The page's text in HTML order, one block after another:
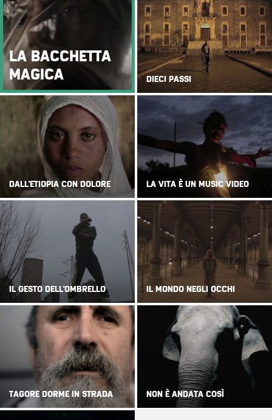
LA BACCHETTA
MAGICA
DIECI PASSI
DALL'ETIOPIA CON DOLORE LA VITA È UN MUSIC VIDEO
IL GESTO DELL'OMBRELLO IL MONDO NEGLI OCCHI
TAGORE DORME IN STRADA NON È ANDATA COSÌ